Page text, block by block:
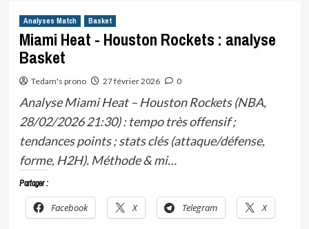
Analyses Match Basket
Miami Heat - Houston Rockets : analyse
Basket
Tedam's prono 27 février 2026 0
Analyse Miami Heat – Houston Rockets (NBA,
28/02/2026 21:30) : tempo très offensif ;
tendances points ; stats clés (attaque/défense,
forme, H2H). Méthode & mi…
Partager :
Facebook X Telegram X